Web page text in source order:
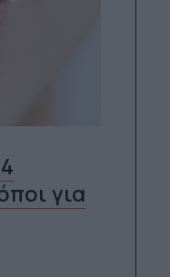
για